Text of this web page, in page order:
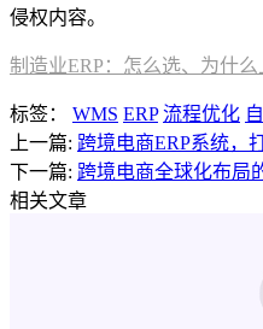
侵权内容。
制造业ERP：怎么选、为什
标签： WMS ERP 流程优化
上一篇: 跨境电商ERP系统，
下一篇: 跨境电商全球化布
相关文章